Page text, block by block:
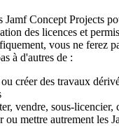
Jamf Concept Projects
des licences et
vous ne ferez
à d'autres de :
créer des travaux
vendre, sous-licencier,
ou mettre autrement les